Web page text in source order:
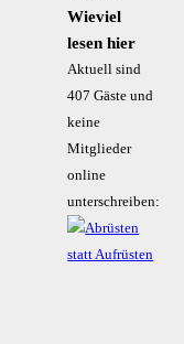
Wieviel
lesen hier
Aktuell sind
407 Gäste und
keine
Mitglieder
online
unterschreiben: